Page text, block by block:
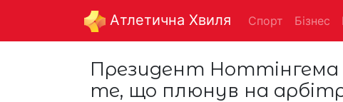
Aтлетична Хвиля Спорт Бізнес
Президент Ноттінгема
те, що плюнув на